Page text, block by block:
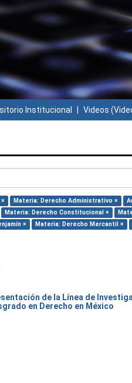
Institucional Videos
Materia: Derecho Administrativo ×
Materia: Derecho Constitucional ×
×
Materia: Derecho Mercantil ×
de la Línea de
en Derecho en México